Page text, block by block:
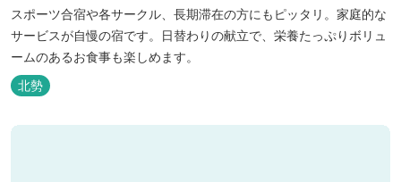
スポーツ合宿や各サークル、長期滞在の方にもピッタリ。家庭的な
サービスが自慢の宿です。日替わりの献立で、栄養たっぷりボリュ
ームのあるお食事も楽しめます。
北勢